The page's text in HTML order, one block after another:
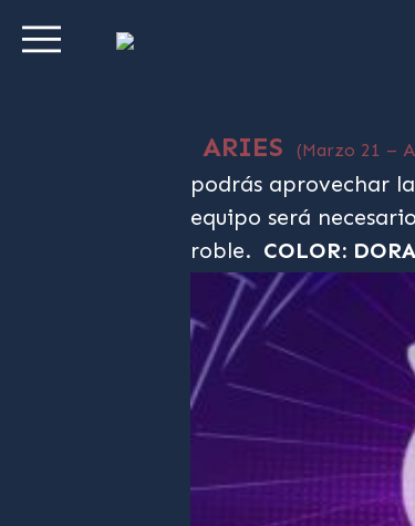
ARIES (Marzo 21 –
podrás aprovechar
equipo será
roble. COLOR: